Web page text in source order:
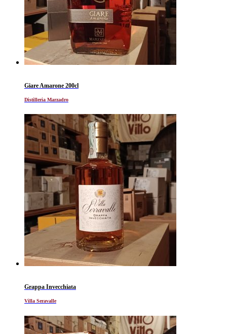
Giare Amarone 200cl
Distilleria Marzadro
Grappa Invecchiata
Villa Seravalle